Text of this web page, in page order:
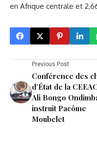
en Afrique centrale et
Previous Post
Conférence des
d’État de la
Ali Bongo
instruit Pacôme
Moubelet